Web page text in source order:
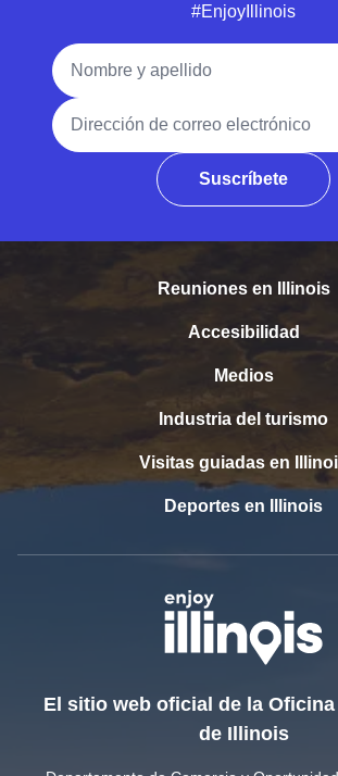
#EnjoyIllinois
Nombre y apellido
Dirección de correo electrónico
Suscríbete
Reuniones en Illinois
Accesibilidad
Medios
Industria del turismo
Visitas guiadas en
Deportes en Illinois
El sitio web oficial de la
de Illinois